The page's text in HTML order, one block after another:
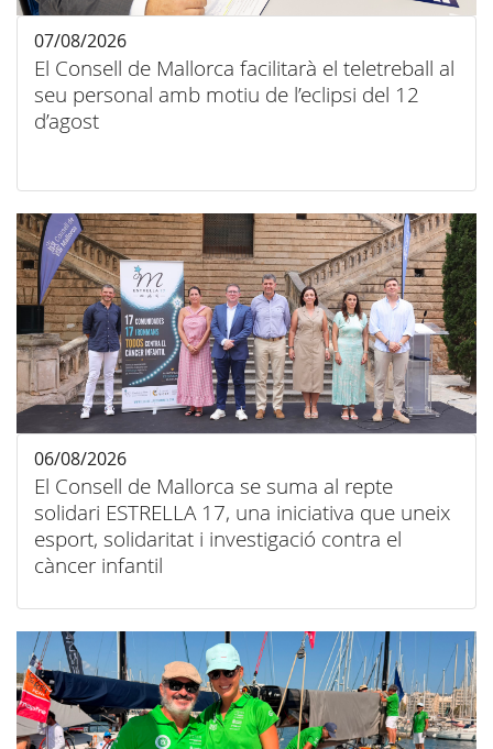
El Consell de Mallorca facilitarà el teletreball al
seu personal amb motiu de l’eclipsi del 12
d’agost
07/08/2026
El Consell de Mallorca se suma al repte
solidari ESTRELLA 17, una iniciativa que uneix
esport, solidaritat i investigació contra el
càncer infantil
06/08/2026